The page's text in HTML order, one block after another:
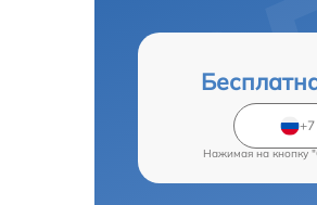
Нажимая на кнопку